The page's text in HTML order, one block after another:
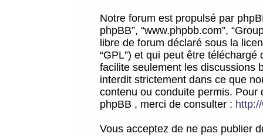
Notre forum est propulsé par
phpBB”, “www.phpbb.com”,
libre de forum déclaré sous la
“GPL”) et qui peut être téléchargé
facilite seulement les discussions
interdit strictement dans ce que
contenu ou conduite permis.
phpBB , merci de consulter :
Vous acceptez de ne pas publier